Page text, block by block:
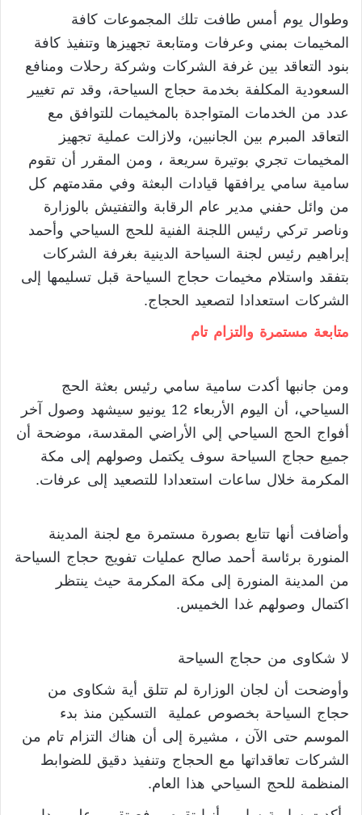
وطوال يوم أمس طافت تلك المجموعات كافة
المخيمات بمني وعرفات ومتابعة تجهيزها وتنفيذ كافة
بنود التعاقد بين غرفة الشركات وشركة رحلات ومنافع
السعودية المكلفة بخدمة حجاج السياحة، وقد تم تغيير
عدد من الخدمات المتواجدة بالمخيمات للتوافق مع
التعاقد المبرم بين الجانبين، ولازالت عملية تجهيز
المخيمات تجري بوتيرة سريعة ، ومن المقرر أن تقوم
سامية سامي يرافقها قيادات البعثة وفي مقدمتهم كل
من وائل حفني مدير عام الرقابة والتفتيش بالوزارة
وناصر تركي رئيس اللجنة الفنية للحج السياحي وأحمد
إبراهيم رئيس لجنة السياحة الدينية بغرفة الشركات
بتفقد واستلام مخيمات حجاج السياحة قبل تسليمها إلى
الشركات استعدادا لتصعيد الحجاج.
متابعة مستمرة والتزام تام
ومن جانبها أكدت سامية سامي رئيس بعثة الحج
السياحي، أن اليوم الأربعاء 12 يونيو سيشهد وصول آخر
أفواج الحج السياحي إلي الأراضي المقدسة، موضحة أن
جميع حجاج السياحة سوف يكتمل وصولهم إلى مكة
المكرمة خلال ساعات استعدادا للتصعيد إلى عرفات.
وأضافت أنها تتابع بصورة مستمرة مع لجنة المدينة
المنورة برئاسة أحمد صالح عمليات تفويج حجاج السياحة
من المدينة المنورة إلى مكة المكرمة حيث ينتظر
اكتمال وصولهم غدا الخميس.
لا شكاوى من حجاج السياحة
وأوضحت أن لجان الوزارة لم تتلق أية شكاوى من
حجاج السياحة بخصوص عملية التسكين منذ بدء
الموسم حتى الآن ، مشيرة إلى أن هناك التزام تام من
الشركات تعاقداتها مع الحجاج وتنفيذ دقيق للضوابط
المنظمة للحج السياحي هذا العام.